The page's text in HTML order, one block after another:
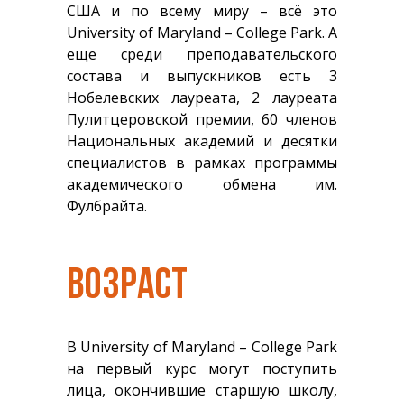
США и по всему миру – всё это
University of Maryland – College Park. А
еще среди преподавательского
состава и выпускников есть 3
Нобелевских лауреата, 2 лауреата
Пулитцеровской премии, 60 членов
Национальных академий и десятки
специалистов в рамках программы
академического обмена им.
Фулбрайта.
ВОЗРАСТ
В University of Maryland – College Park
на первый курс могут поступить
лица, окончившие старшую школу,